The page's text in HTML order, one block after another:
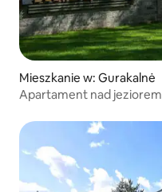
Mieszkanie w: Gurakalnė
Apartament nad jeziorem